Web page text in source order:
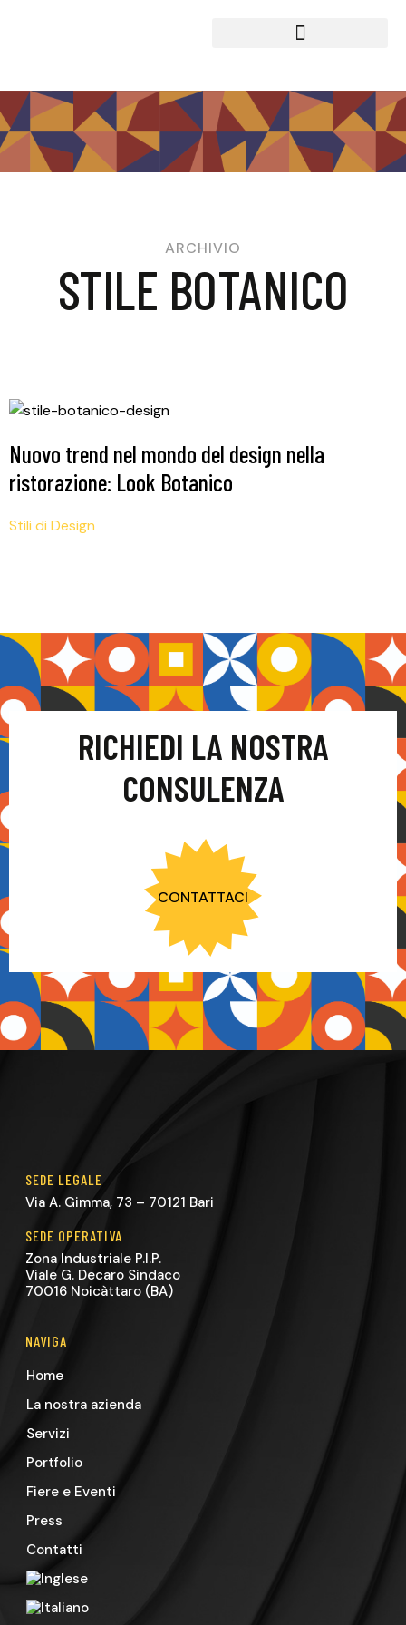
ARCHIVIO
STILE BOTANICO
Nuovo trend nel mondo del design nella
ristorazione: Look Botanico
Stili di Design
RICHIEDI LA NOSTRA
CONSULENZA
CONTATTACI
SEDE LEGALE
Via A. Gimma, 73 – 70121 Bari
SEDE OPERATIVA
Zona Industriale P.I.P.
Viale G. Decaro Sindaco
70016 Noicàttaro (BA)
NAVIGA
Home
La nostra azienda
Servizi
Portfolio
Fiere e Eventi
Press
Contatti